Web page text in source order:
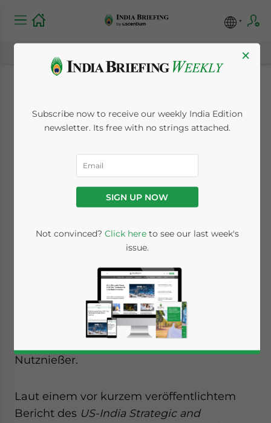
US – China
Handelskonflikt
stärkt Indiens
Standortvorteile
Written byChristopher LiptauReading Time: 3 minutes
China und den USA fortschreitet, desto
mehr Firmen schauen sich nach
Alternativen zu China um, um negative
Auswirkungen durch Strafzölle zu
Nutznießer.
Laut einem vor kurzem veröffentlichtem
Bericht des US-India Strategic and
×
Subscribe now to receive our weekly India Edition
newsletter. Its free with no strings attached.
SIGN UP NOW
Not convinced? Click hereto see our last week's
issue.